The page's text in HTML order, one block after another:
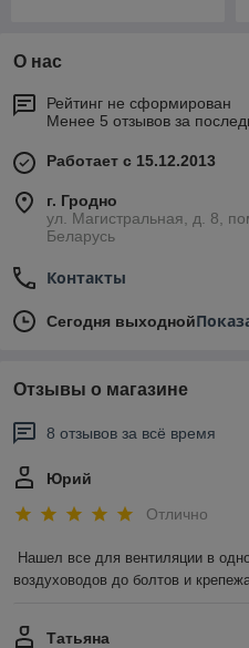
О нас
Рейтинг не сформирован
Менее 5 отзывов за
Работает с 15.12.2013
г. Гродно
ул. Магистральная, д. 8,
Беларусь
Контакты
Сегодня выходной
Отзывы о магазине
8 отзывов за всё время
Юрий
Отлично
Нашел все для вентиляции в
воздуховодов до болтов и
Татьяна